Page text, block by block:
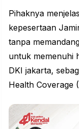
Pihaknya
kepesertaan
tanpa
untuk memenuhi
DKI jakarta,
Health Coverage